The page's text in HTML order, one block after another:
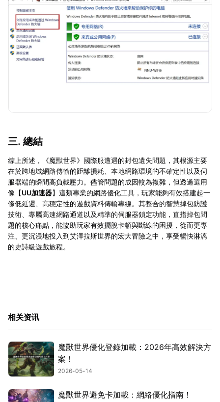
三. 總結
綜上所述，《魔獸世界》國際服遭遇的封包遺失問題，其根源主要
在於跨地域網路傳輸的距離損耗、本地網路環境的不確定性以及伺
服器端的瞬間高負載壓力。儘管問題的成因較為複雜，但透過選用
像【UU加速器】這類專業的網路優化工具，玩家能夠有效搭建起一
條低延遲、高穩定性的遊戲資料傳輸專線。其整合的智慧掉包防護
技術、專屬高速網路通道以及精準的伺服器鎖定功能，直指掉包問
題的核心痛點，能協助玩家有效擺脫卡頓與斷線的困擾，從而更專
注、更沉浸地投入到艾澤拉斯世界的宏大冒險之中，享受暢快淋漓
的史詩級遊戲旅程。
相关资讯
魔獸世界優化登錄加載：2026年高效解決方
案！
2026-05-14
魔獸世界避免卡加載：網絡優化指南！